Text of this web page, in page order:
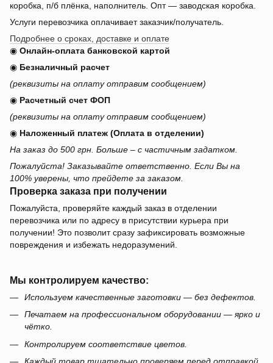
коробка, п/б плёнка, наполнитель. Опт — заводская коробка.
Услуги перевозчика оплачивает заказчик/получатель.
Подробнее о сроках, доставке и оплате
◉ Онлайн-оплата банковской картой
◉ Безналичный расчет
(реквизиты на оплату отправим сообщением)
◉ Расчетный счет ФОП
(реквизиты на оплату отправим сообщением)
◉ Наложенный платеж (Оплата в отделении)
На заказ до 500 грн. Больше – с частичным задатком.
Пожалуйста! Заказывайте ответственно. Если Вы на
100% уверены, что прейдете за заказом.
Проверка заказа при получении
Пожалуйста, проверяйте каждый заказ в отделении
перевозчика или по адресу в присутствии курьера при
получении! Это позволит сразу зафиксировать возможные
повреждения и избежать недоразумений.
Мы контролируем качество:
Используем качественные заготовки — без дефектов.
Печатаем на профессиональном оборудовании — ярко и
чётко.
Контролируем соответствие цветов.